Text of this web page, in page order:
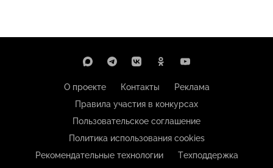
О проекте Контакты
Реклама
Правила участия в конкурсах
Пользовательское соглашение
Политика использования cookies
Рекомендательные технологии
Техподдержка